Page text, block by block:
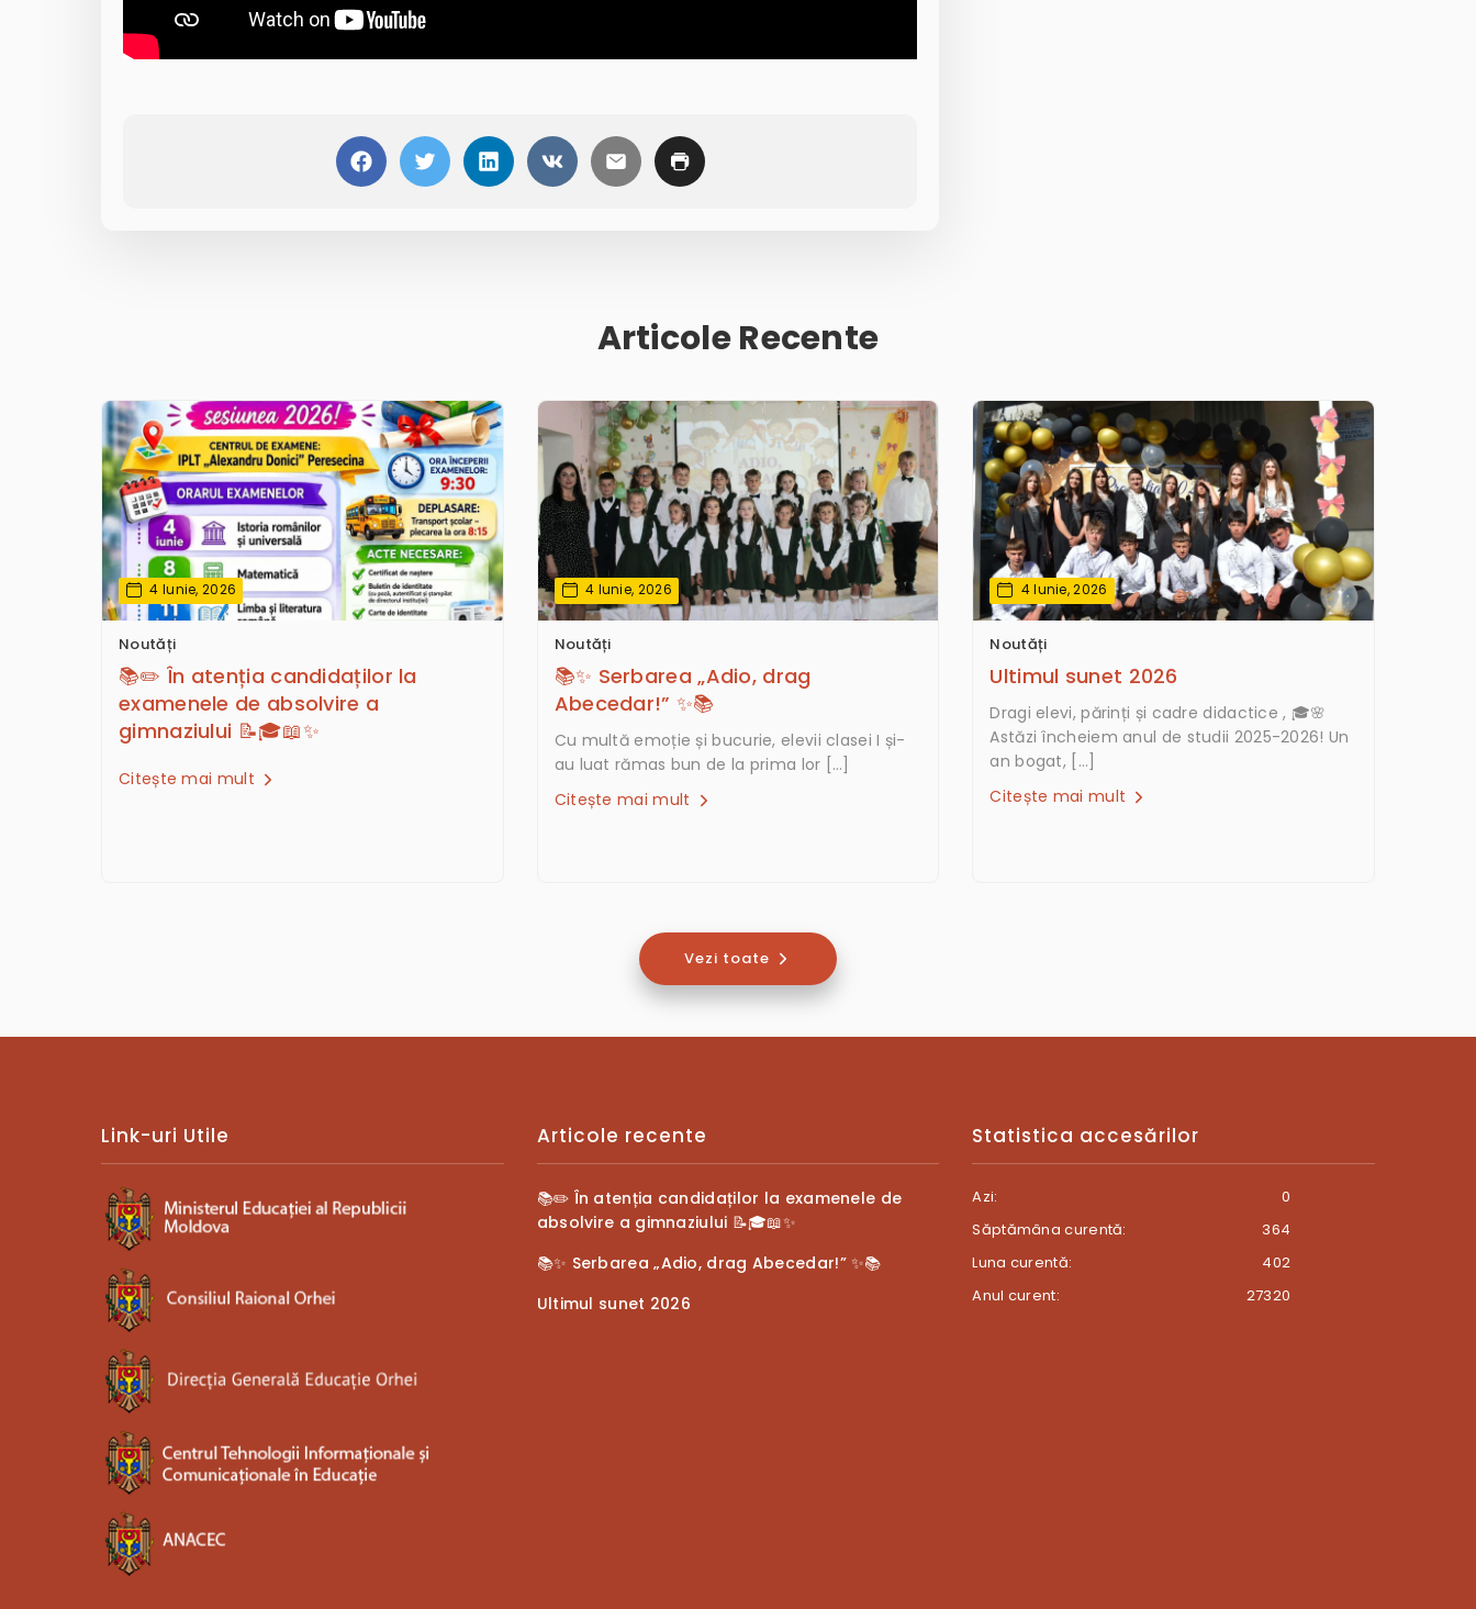
Articole Recente
4 Iunie, 2026
Noutăți
📚✏️ În atenția candidaților la
examenele de absolvire a
gimnaziului 📝🎓📖✨
Citește mai mult
4 Iunie, 2026
Noutăți
📚✨ Serbarea „Adio, drag
Abecedar!” ✨📚
Cu multă emoție și bucurie, elevii clasei I și-
au luat rămas bun de la prima lor […]
Citește mai mult
4 Iunie, 2026
Noutăți
Ultimul sunet 2026
Dragi elevi, părinți și cadre didactice , 🎓🌸
Astăzi încheiem anul de studii 2025-2026! Un
an bogat, […]
Citește mai mult
Vezi toate
Link-uri Utile Articole recente
📚✏️ În atenția candidaților la examenele de
absolvire a gimnaziului 📝🎓📖✨
📚✨ Serbarea „Adio, drag Abecedar!” ✨📚
Ultimul sunet 2026
Statistica accesărilor
Azi:
0
Săptămâna curentă:
364
Luna curentă:
402
Anul curent:
27320